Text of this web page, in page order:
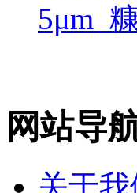
5μm_
网站导